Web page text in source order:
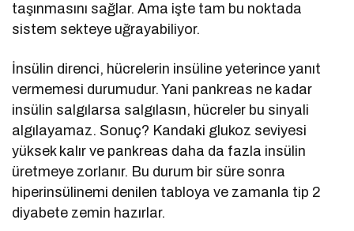
taşınmasını sağlar. Ama işte tam bu noktada
sistem sekteye uğrayabiliyor.
İnsülin direnci, hücrelerin insüline yeterince yanıt
vermemesi durumudur. Yani pankreas ne kadar
insülin salgılarsa salgılasın, hücreler bu sinyali
algılayamaz. Sonuç? Kandaki glukoz seviyesi
yüksek kalır ve pankreas daha da fazla insülin
üretmeye zorlanır. Bu durum bir süre sonra
hiperinsülinemi denilen tabloya ve zamanla tip 2
diyabete zemin hazırlar.